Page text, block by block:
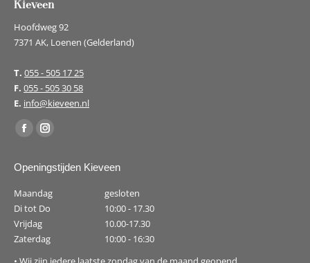
Kieveen
Hoofdweg 92
7371 AK, Loenen (Gelderland)
T. 055 - 505 17 25
F. 055 - 505 30 58
E. info@kieveen.nl
Vind ons op:
Facebook
opens
in
new
window
Instagram
opens
in
new
Openingstijden Kieveen
Maandag
gesloten
Di tot Do
10:00 - 17.30
Vrijdag
10.00-17.30
Zaterdag
10:00 - 16:30